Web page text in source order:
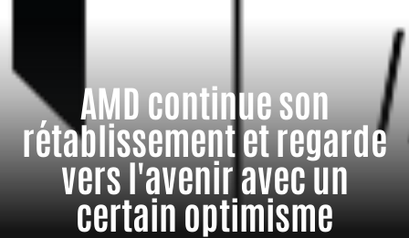
AMD continue son
rétablissement et regarde
vers l'avenir avec un
certain optimisme